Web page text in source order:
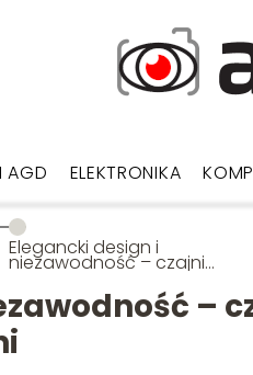
AGD ELEKTRONIKA
Elegancki design i
niezawodność – czajniki
nowoczesnej kuchni
–